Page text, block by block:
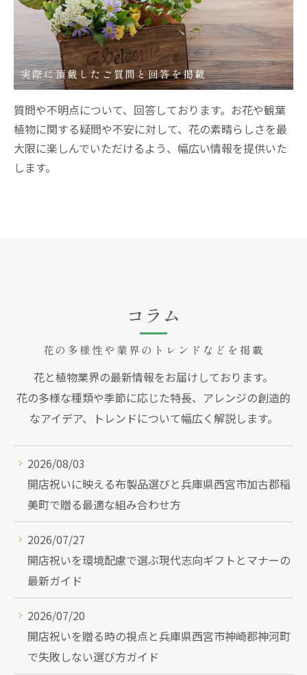
実際に頂戴したご質問と回答を掲載
質問や不明点について、回答しております。お花や観葉
植物に関する疑問や不安に対して、花の素晴らしさを最
大限に楽しんでいただけるよう、幅広い情報を提供いた
します。
花の多様性や業界のトレンドなどを掲載
コラム
花と植物業界の最新情報をお届けしております。
花の多様な種類や季節に応じた特長、アレンジの創造的
なアイデア、トレンドについて幅広く解説します。
2026/08/03
開店祝いに映える布製品選びと兵庫県西宮市加古郡稲
美町で贈る最適な組み合わせ方
2026/07/27
開店祝いを環境配慮で選ぶ現代志向ギフトとマナーの
最新ガイド
2026/07/20
開店祝いを贈る時の視点と兵庫県西宮市神崎郡神河町
で失敗しない選び方ガイド